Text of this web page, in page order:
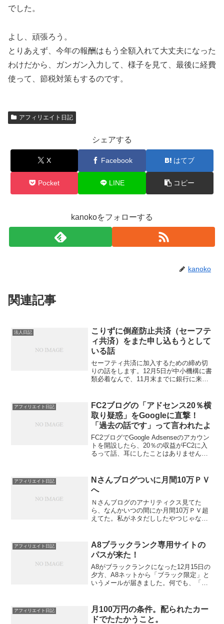
でした。
よし、頑張ろう。
とりあえず、今年の報酬はもう全額入れて大丈夫になった
わけだから、ガンガン入力して、様子を見て、最後に経費
使って、節税対策もするのです。
アフィリエイト日記
シェアする
X Facebook はてブ
Pocket LINE コピー
kanokoをフォローする
kanoko
関連記事
法人日記
こりずに倒産防止共済（セーフテ
ィ共済）をまた申し込もうとして
いる話
セーフティ共済に加入するための締め切
りの話をします。12月5日が中小機構に書
類必着なんで、11月末までに銀行に来て
で、11月上旬に来てくださいって言われ
た。手続きは、2か...
アフィリエイト日記
FC2ブログの「アドセンス20％横
取り疑惑」をGoogleに直撃！
「過去の話です」って言われたよ
FC2ブログでGoogle Adsenseのアカウン
トを開設したら、20％の収益がFC2に入
るって話、耳にしたことはありません
噂が真実かどうか、Googleに問いあわ...
アフィリエイト日記
Nさんブログついに月間10万ＰＶ
へ
Ｎさんブログのアナリティクス見てた
ら、なんかいつの間にか月間10万ＰＶ超
えてた。私がネタだししたやつじゃなく
１０万ＰＶって、なかなかの規模のブロ
グじゃあないですか。ちな...
アフィリエイト日記
A8ブラックランク専用サイトの
パスが来た！
A8がブラックランクになった12月15日の
夕方、A8ネットから「ブラック限定」と
いうメールが届きました。何でも、「ブ
員様限定特別サイト」があるとのこと
で、そのURLとパ...
アフィリエイト日記
月100万円の条件。配られたカー
ドでたたかうこと。